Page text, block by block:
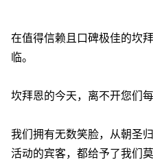
在值得信赖且口碑极佳的坎
临。
坎拜恩的今天，离不开您们
我们拥有无数笑脸，从朝圣
活动的宾客，都给予了我们莫